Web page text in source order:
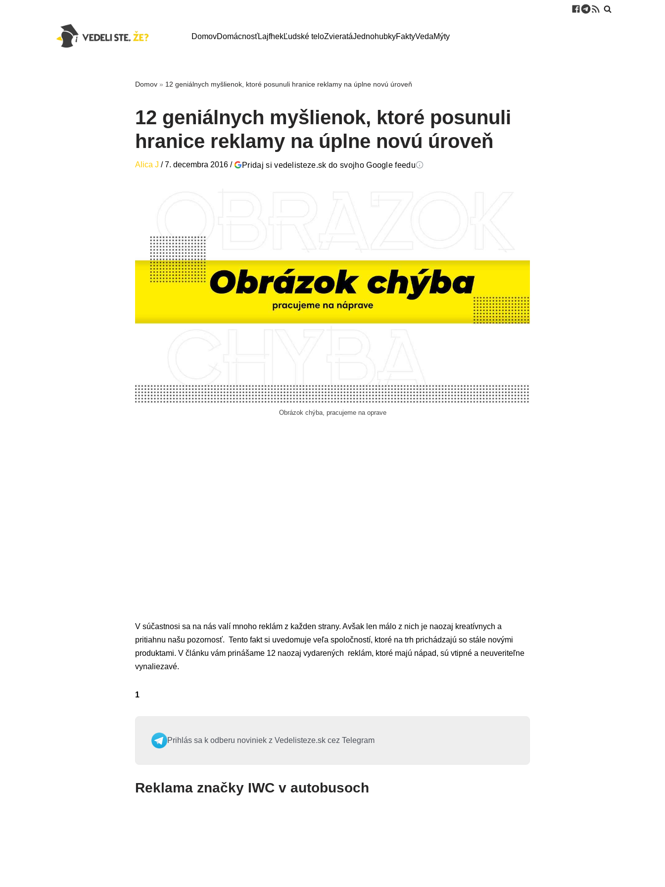
DomovDomácnosťLajfhekĽudské teloZvieratáJednohubkyFaktyVedaMýty
Domov » 12 geniálnych myšlienok, ktoré posunuli hranice reklamy na úplne novú úroveň
12 geniálnych myšlienok, ktoré posunuli
hranice reklamy na úplne novú úroveň
Alica J /7. decembra 2016 / Pridaj si vedelisteze.sk do svojho Google feedu
Obrázok chýba, pracujeme na oprave
V súčastnosi sa na nás valí mnoho reklám z každen strany. Avšak len málo z nich je naozaj kreatívnych a
pritiahnu našu pozornosť. Tento fakt si uvedomuje veľa spoločností, ktoré na trh prichádzajú so stále novými
produktami. V článku vám prinášame 12 naozaj vydarených reklám, ktoré majú nápad, sú vtipné a neuveriteľne
vynaliezavé.
1
Prihlás sa k odberu noviniek z Vedelisteze.sk cez Telegram
Reklama značky IWC v autobusoch